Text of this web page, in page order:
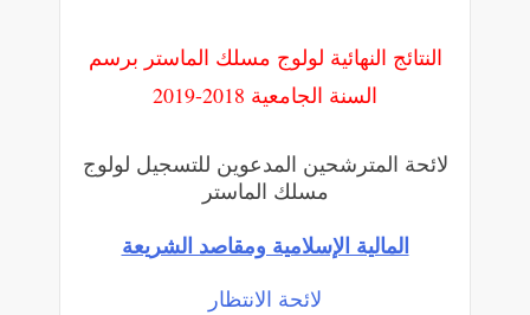
النتائج النهائية لولوج مسلك الماستر برسم
السنة الجامعية 2018-2019
لائحة المترشحين المدعوين للتسجيل لولوج
مسلك الماستر
المالية الإسلامية ومقاصد الشريعة
لائحة الانتظار